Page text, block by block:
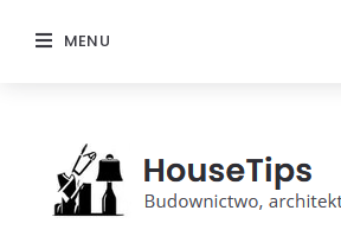
MENU